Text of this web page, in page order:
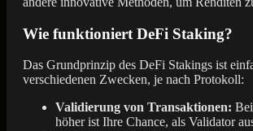
Wie funktioniert DeFi Staking?
Das Grundprinzip des DeFi Stakings ist
verschiedenen Zwecken, je nach Protokoll:
Validierung von Transaktionen:
höher ist Ihre Chance, als Validator